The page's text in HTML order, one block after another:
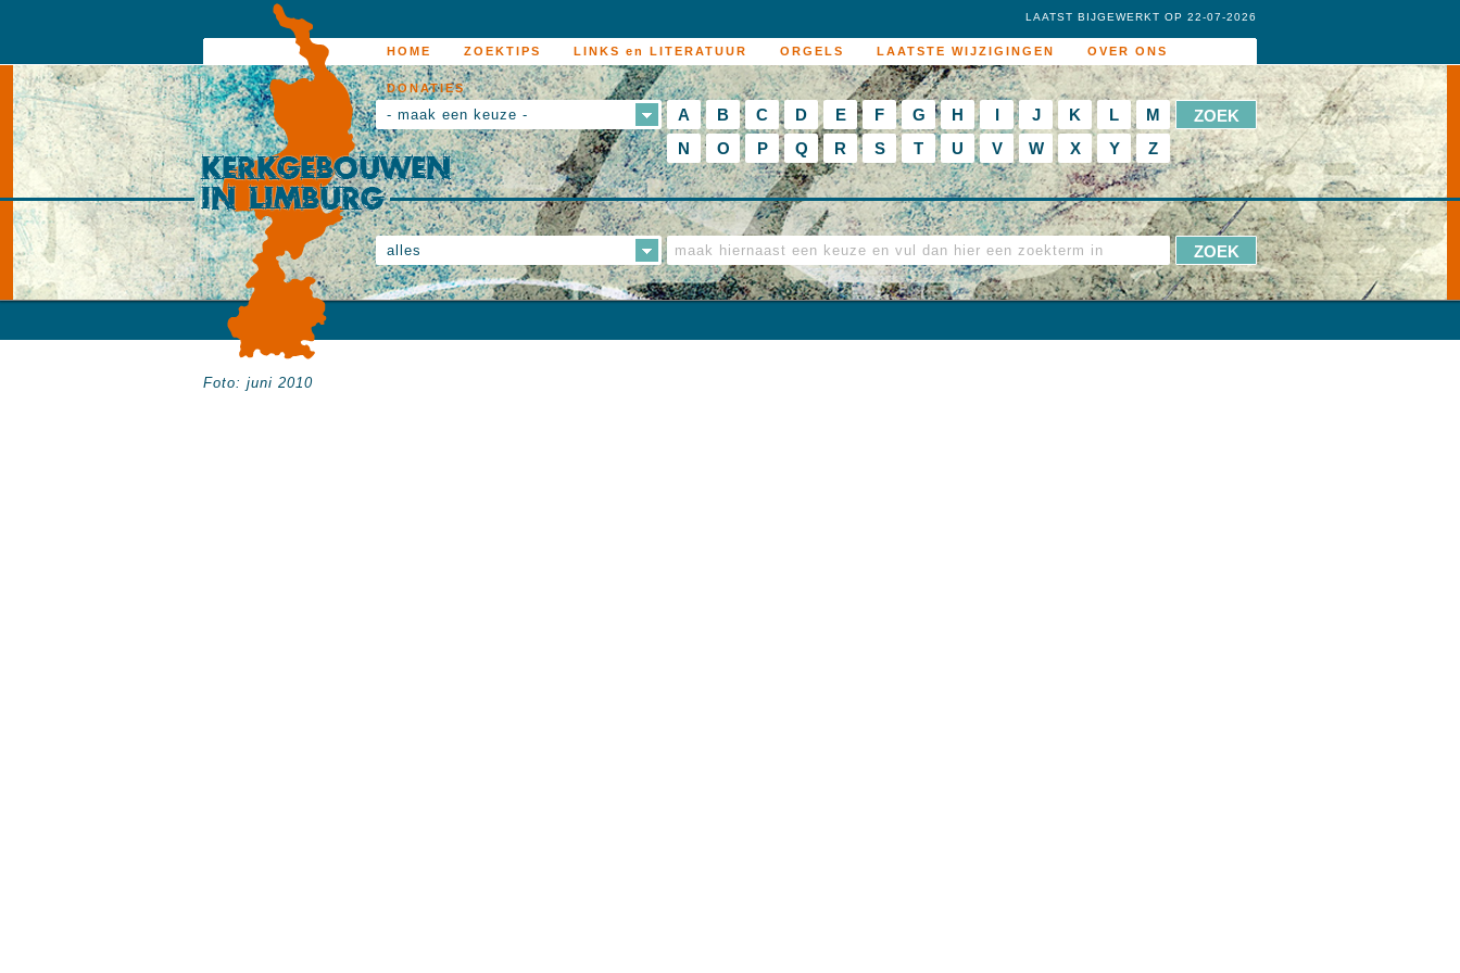
HOME ZOEKTIPS LINKS en LITERATUUR ORGELS LAATSTE WIJZIGINGEN OVER ONS
DONATIES
LAATST BIJGEWERKT OP 22-07-2026
- maak een keuze - A B C D E F G H I J K L
M
N
O P Q R S T U V W X Y Z
alles
Foto: juni 2010